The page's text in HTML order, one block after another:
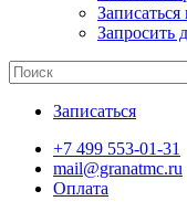
Запросить
Записаться
+7 499 553-01-31
mail@granatmc.ru
Оплата